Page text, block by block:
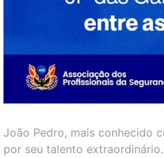
João Pedro, mais conhecido
por seu talento